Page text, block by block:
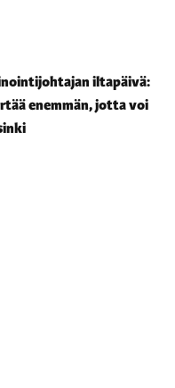
iltapäivä:
enemmän, jotta voi